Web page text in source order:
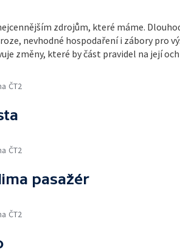
zdrojům, které máme.
nevhodné hospodaření i zábory pro
změny, které by část pravidel na její
ČT2
ČT2
pasažér
ČT2